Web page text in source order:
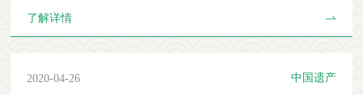
行。责任编辑：刘易寒……
的请求只能由秘书处进行评估”的预算金额提高到30,000美元。
理更加灵活、及时和有效。不断演变是《公约》最主要的优
成遗产保护的核心原则之一[②]。《文物保护法》（2017年修
是“指文物古迹本身的材料、工艺、设计及其环境和它所反映
语流利费用：主办方承担国际旅费及当地食宿学员承担日本国
2020web.html特别提示：1：本次培训班通过联合国教科文组
了解详情
2020-04-26 中国遗产